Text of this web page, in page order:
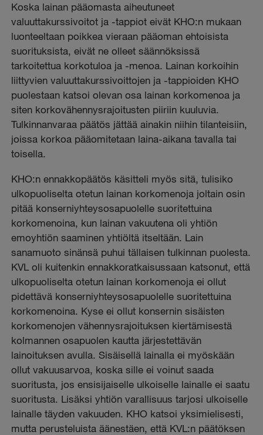
Koska lainan pääomasta aiheutuneet
valuuttakurssivoitot ja -tappiot eivät KHO:n mukaan
luonteeltaan poikkea vieraan pääoman ehtoisista
suorituksista, eivät ne olleet säännöksissä
tarkoitettua korkotuloa ja -menoa. Lainan korkoihin
liittyvien valuuttakurssivoittojen ja -tappioiden KHO
puolestaan katsoi olevan osa lainan korkomenoa ja
siten korkovähennysrajoitusten piiriin kuuluvia.
Tulkinnanvaraa päätös jättää ainakin niihin tilanteisiin,
joissa korkoa pääomitetaan laina-aikana tavalla tai
toisella.
KHO:n ennakkopäätös käsitteli myös sitä, tulisiko
ulkopuoliselta otetun lainan korkomenoja joltain osin
pitää konserniyhteysosapuolelle suoritettuina
korkomenoina, kun lainan vakuutena oli yhtiön
emoyhtiön saaminen yhtiöltä itseltään. Lain
sanamuoto sinänsä puhui tällaisen tulkinnan puolesta.
KVL oli kuitenkin ennakkoratkaisussaan katsonut, että
ulkopuoliselta otetun lainan korkomenoja ei ollut
pidettävä konserniyhteysosapuolelle suoritettuina
korkomenoina. Kyse ei ollut konsernin sisäisten
korkomenojen vähennysrajoituksen kiertämisestä
kolmannen osapuolen kautta järjestettävän
lainoituksen avulla. Sisäisellä lainalla ei myöskään
ollut vakuusarvoa, koska sille ei voinut saada
suoritusta, jos ensisijaiselle ulkoiselle lainalle ei saatu
suoritusta. Lisäksi yhtiön varallisuus tarjosi ulkoiselle
lainalle täyden vakuuden. KHO katsoi yksimielisesti,
mutta perusteluista äänestäen, että KVL:n päätöksen